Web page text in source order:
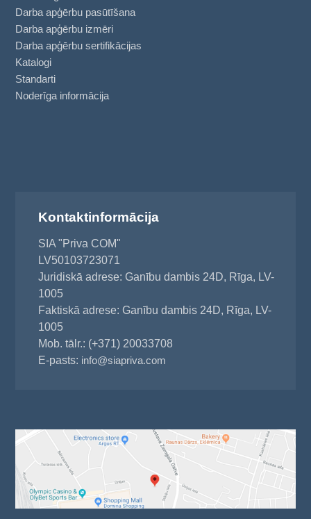
Darba apģērbu pasūtīšana
Darba apģērbu izmēri
Darba apģērbu sertifikācijas
Katalogi
Standarti
Noderīga informācija
Kontaktinformācija
SIA "Priva COM"
LV50103723071
Juridiskā adrese: Ganību dambis 24D, Rīga, LV-
1005
Faktiskā adrese: Ganību dambis 24D, Rīga, LV-
1005
Mob. tālr.: (+371) 20033708
E-pasts: info@siapriva.com